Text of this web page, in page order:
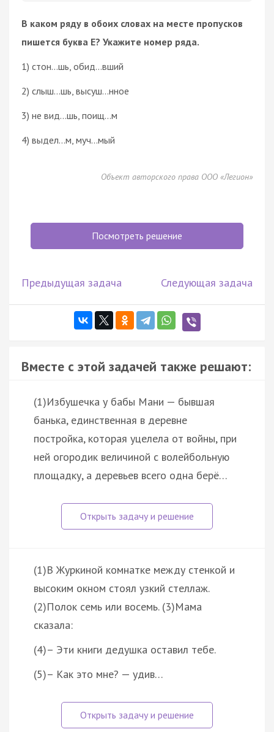
В каком ряду в обоих словах на месте пропусков
пишется буква Е? Укажите номер ряда.
1) стон…шь, обид…вший
2) слыш…шь, высуш…нное
3) не вид…шь, поищ…м
4) выдел…м, муч…мый
Объект авторского права ООО «Легион»
Посмотреть решение
Предыдущая задача Следующая задача
Вместе с этой задачей также решают:
(1)Избушечка у бабы Мани — бывшая
банька, единственная в деревне
постройка, которая уцелела от войны, при
ней огородик величиной с волейбольную
площадку, а деревьев всего одна берё…
(1)В Журкиной комнатке между стенкой и
высоким окном стоял узкий стеллаж.
(2)Полок семь или восемь. (3)Мама
сказала:
(4)– Эти книги дедушка оставил тебе.
(5)– Как это мне? — удив…